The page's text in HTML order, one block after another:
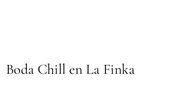
Boda Chill en La Finka